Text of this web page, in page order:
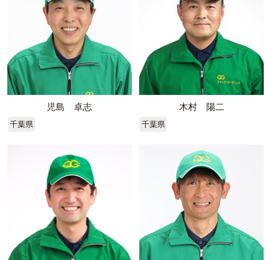
児島 卓志
千葉県
木村 陽二
千葉県